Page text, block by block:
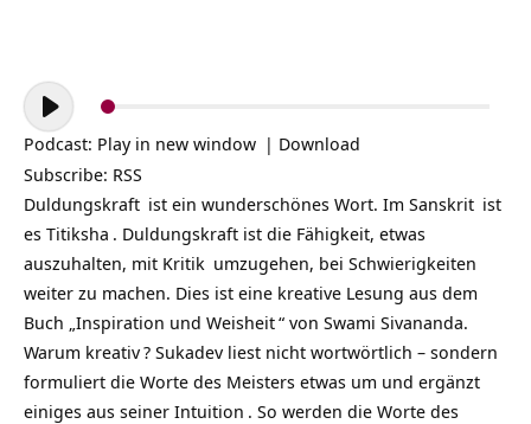
Audio-
Player
Podcast: Play in new window | Download
Subscribe: RSS
Duldungskraft ist ein wunderschönes Wort. Im Sanskrit ist
es Titiksha . Duldungskraft ist die Fähigkeit, etwas
auszuhalten, mit Kritik umzugehen, bei Schwierigkeiten
weiter zu machen. Dies ist eine kreative Lesung aus dem
Buch „Inspiration und Weisheit“ von Swami Sivananda.
Warum kreativ? Sukadev liest nicht wortwörtlich – sondern
formuliert die Worte des Meisters etwas um und ergänzt
einiges aus seiner Intuition . So werden die Worte des